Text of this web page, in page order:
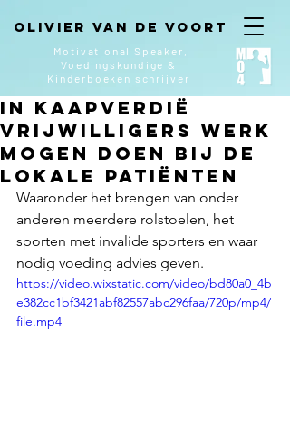
Olivier van de Voort
Motivational Speaker,
Voedingskundige &
Kinderboeken schrijver
In Kaapverdië
vrijwilligers werk
mogen doen bij de
lokale patiënten
Waaronder het brengen van onder
anderen meerdere rolstoelen, het
sporten met invalide sporters en waar
nodig voeding advies geven.
https://video.wixstatic.com/video/bd80a0_4b
e382cc1bf3421abf82557abc296faa/720p/mp4/
file.mp4